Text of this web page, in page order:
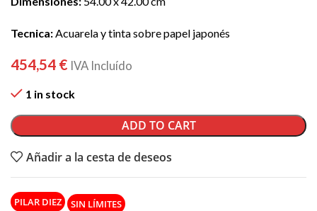
Tecnica:Acuarela y tinta sobre papel japonés
454,54 € IVA Incluído
1 in stock
ADD TO CART
Añadir a la cesta de deseos
PILAR DIEZ SIN LÍMITES